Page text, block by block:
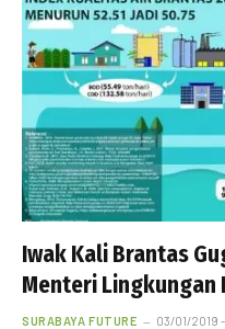
Iwak Kali Brantas
Menteri Lingkungan
SURABAYA FUTURE 03/01/2019